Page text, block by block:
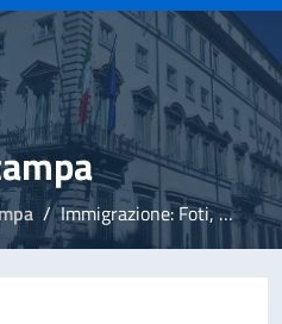
Immigrazione: Foti, grazie a Meloni Italia sempre più autorevole in UE